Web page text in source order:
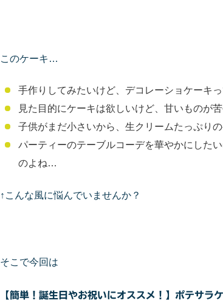
このケーキ…
手作りしてみたいけど、デコレーショケーキ
見た目的にケーキは欲しいけど、甘いものが
子供がまだ小さいから、生クリームたっぷり
パーティーのテーブルコーデを華やかにした
のよね…
↑こんな風に悩んでいませんか？
そこで今回は
【簡単！誕生日やお祝いにオススメ！】ポテサラ